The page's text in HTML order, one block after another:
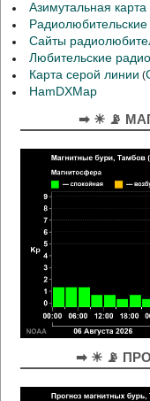
Азимутальная
Сайты
Любительские
Карта серой линии (
HamDXMap
➡ ☀ 📡
➡ ☀ 📡